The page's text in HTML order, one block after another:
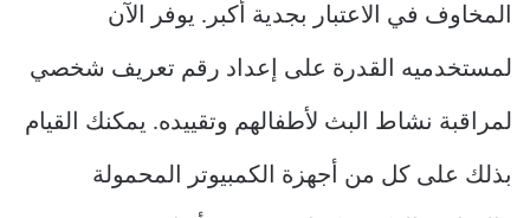
المخاوف في الاعتبار بجدية أكبر. يوفر الآن
لمستخدميه القدرة على إعداد رقم تعريف شخصي
لمراقبة نشاط البث لأطفالهم وتقييده. يمكنك القيام
بذلك على كل من أجهزة الكمبيوتر المحمولة